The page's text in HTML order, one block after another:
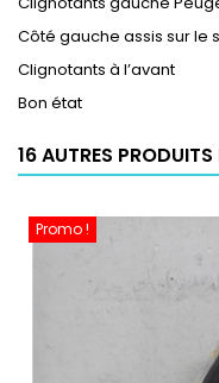
Côté gauche assis sur le
Clignotants à l’avant
Bon état
16 AUTRES
Promo !